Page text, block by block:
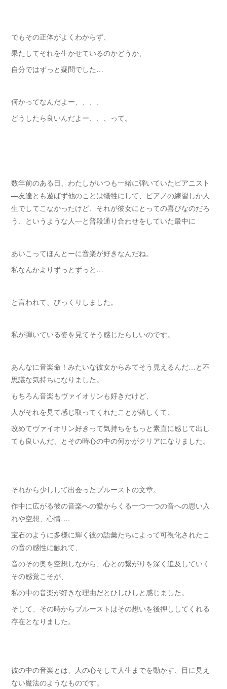
でもその正体がよくわからず、
果たしてそれを生かせているのかどうか、
自分ではずっと疑問でした…
何かってなんだよー、、、、
どうしたら良いんだよー、、、って。
数年前のある日、わたしがいつも一緒に弾いていたピアニスト
—友達とも遊ばず他のことは犠牲にして、ピアノの練習しか人
生でしてこなかったけど、それが彼女にとっての喜びなのだろ
う、というような人—と普段通り合わせをしていた最中に
あいこってほんとーに音楽が好きなんだね。
私なんかよりずっとずっと…
と言われて、びっくりしました。
私が弾いている姿を見てそう感じたらしいのです。
あんなに音楽命！みたいな彼女からみてそう見えるんだ…と不
思議な気持ちになりました。
もちろん音楽もヴァイオリンも好きだけど、
人がそれを見て感じ取ってくれたことが嬉しくて、
改めてヴァイオリン好きって気持ちをもっと素直に感じて出し
ても良いんだ、とその時心の中の何かがクリアになりました。
それから少しして出会ったプルーストの文章。
作中に広がる彼の音楽への愛からくる一つ一つの音への思い入
れや空想、心情….
宝石のように多様に輝く彼の語彙たちによって可視化されたこ
の音の感性に触れて、
音のその奥を空想しながら、心との繋がりを深く追及していく
その感覚こそが、
私の中の音楽が好きな理由だとひしひしと感じました。
そして、その時からプルーストはその想いを後押ししてくれる
存在となりました。
彼の中の音楽とは、人の心そして人生までを動かす、目に見え
ない魔法のようなものです。